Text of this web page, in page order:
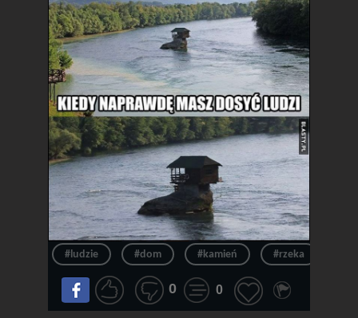
#ludzie #dom #kamień #rzeka
0 0